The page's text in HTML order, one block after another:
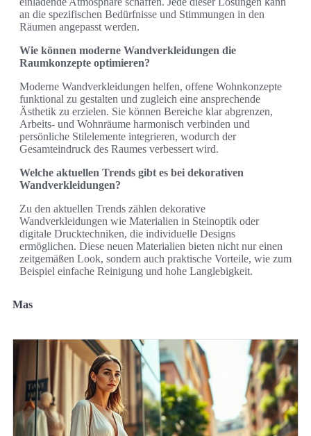
an die spezifischen Bedürfnisse und Stimmungen in den
Räumen angepasst werden.
Wie können moderne Wandverkleidungen die
Raumkonzepte optimieren?
Moderne Wandverkleidungen helfen, offene Wohnkonzepte
funktional zu gestalten und zugleich eine ansprechende
Ästhetik zu erzielen. Sie können Bereiche klar abgrenzen,
Arbeits- und Wohnräume harmonisch verbinden und
persönliche Stilelemente integrieren, wodurch der
Gesamteindruck des Raumes verbessert wird.
Welche aktuellen Trends gibt es bei dekorativen
Wandverkleidungen?
Zu den aktuellen Trends zählen dekorative
Wandverkleidungen wie Materialien in Steinoptik oder
digitale Drucktechniken, die individuelle Designs
ermöglichen. Diese neuen Materialien bieten nicht nur einen
zeitgemäßen Look, sondern auch praktische Vorteile, wie zum
Beispiel einfache Reinigung und hohe Langlebigkeit.
Mas